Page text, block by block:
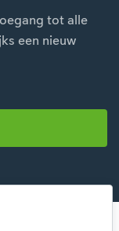
tot alle
een nieuw